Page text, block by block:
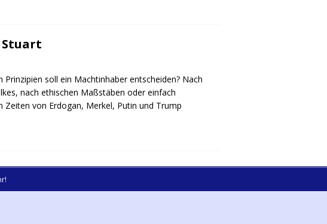
soll ein Machtinhaber entscheiden? Nach
nach ethischen Maßstäben oder einfach
von Erdogan, Merkel, Putin und Trump